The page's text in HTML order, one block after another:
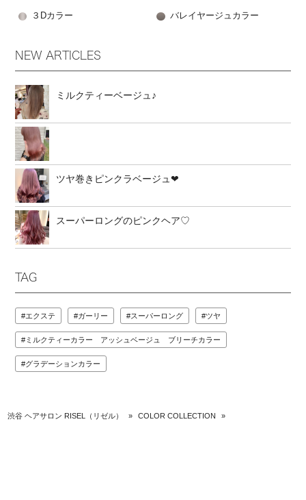
３Dカラー バレイヤージュカラー
NEW ARTICLES
ミルクティーベージュ♪
ツヤ巻きピンクラベージュ❤︎
スーパーロングのピンクヘア♡
TAG
エクステ ガーリー スーパーロング ツヤ
ミルクティーカラー アッシュベージュ ブリーチカラー
グラデーションカラー
渋谷 ヘアサロン RISEL（リゼル） » COLOR COLLECTION »